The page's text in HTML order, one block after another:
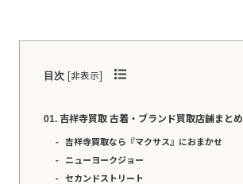
目次 [非表示]
吉祥寺買取 古着・ブランド買取店舗まとめ
吉祥寺買取なら『マクサス』におまかせ
ニューヨークジョー
セカンドストリート